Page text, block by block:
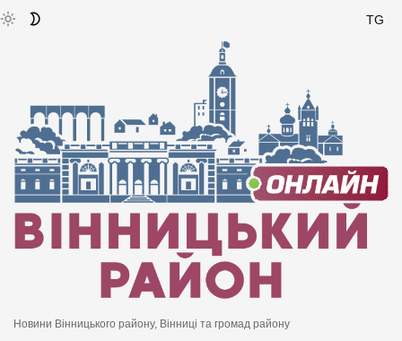
TG
Новини Вінницького району, Вінниці та громад району